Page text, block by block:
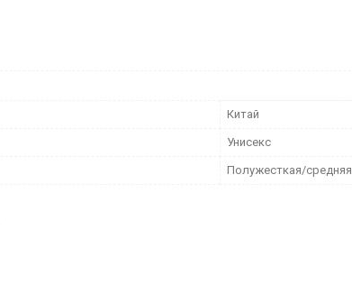
Китай
Унисекс
Полужесткая/средняя